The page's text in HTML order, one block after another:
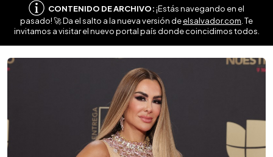
CONTENIDO DE ARCHIVO:¡Estás navegando en el
pasado! 🚀 Da el salto a la nueva versión deelsalvador.com . Te
invitamos a visitar el nuevo portal país donde coincidimos todos.